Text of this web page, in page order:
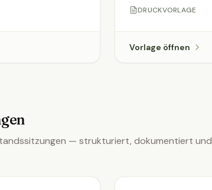
DRUCKVORLAGE
Vorlage öffnen
— strukturiert, dokumentiert und